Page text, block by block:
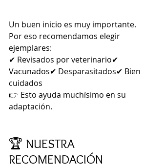
Un buen inicio es muy importante.
Por eso recomendamos elegir
ejemplares:
✔ Revisados por veterinario✔
Vacunados✔ Desparasitados✔ Bien
cuidados
👉 Esto ayuda muchísimo en su
adaptación.
🏆 NUESTRA
RECOMENDACIÓN